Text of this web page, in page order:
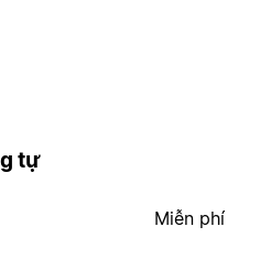
tự
Miễn phí